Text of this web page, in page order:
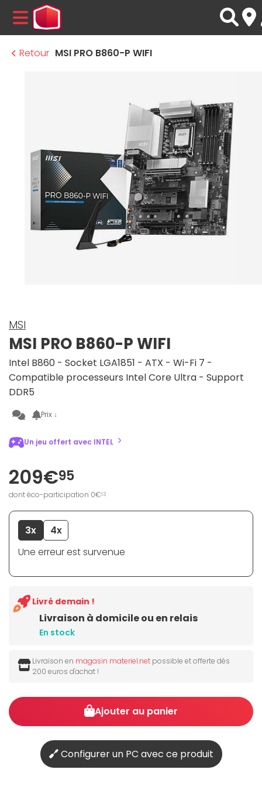
MENU
Retour MSI PRO B860-P WIFI
MSI
MSI PRO B860-P WIFI
Intel B860 - Socket LGA1851 - ATX - Wi-Fi 7 -
Compatible processeurs Intel Core Ultra - Support
DDR5
Prix ↓
Un jeu offert avec INTEL
209€95
dont éco-participation 0€13
3x
4x
Une erreur est survenue
Livraison à domicile ou en relais
En stock
Livré demain !
Livraison en magasin materiel.net possible et offerte dès
200 euros d'achat !
Ajouter au panier
Configurer un PC avec ce produit